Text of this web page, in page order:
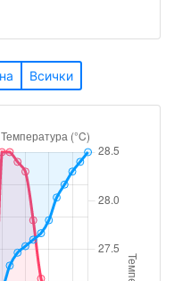
Всички